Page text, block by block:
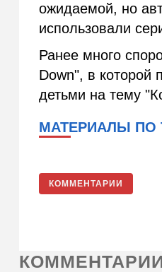
ожидаемой, но
использовали
Ранее много
Down", в которой
детьми на тему
МАТЕРИАЛЫ ПО
КОММЕНТАРИИ